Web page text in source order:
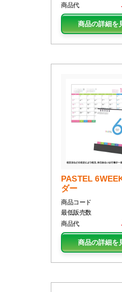
商品代
商品の詳細を
PASTEL
ダー
商品コード
最低販売数
商品代
商品の詳細を